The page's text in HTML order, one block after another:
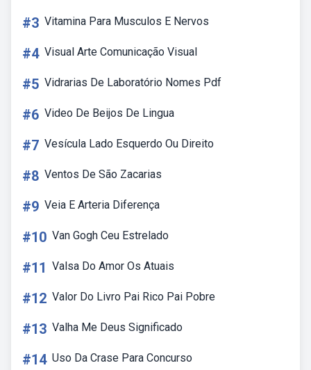
#3 Vitamina Para Musculos E Nervos
#4 Visual Arte Comunicação Visual
#5 Vidrarias De Laboratório Nomes Pdf
#6 Video De Beijos De Lingua
#7 Vesícula Lado Esquerdo Ou Direito
#8 Ventos De São Zacarias
#9 Veia E Arteria Diferença
#10 Van Gogh Ceu Estrelado
#11 Valsa Do Amor Os Atuais
#12 Valor Do Livro Pai Rico Pai Pobre
#13 Valha Me Deus Significado
#14 Uso Da Crase Para Concurso